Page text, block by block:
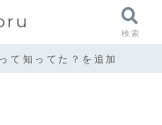
て知ってた？を追加
検索